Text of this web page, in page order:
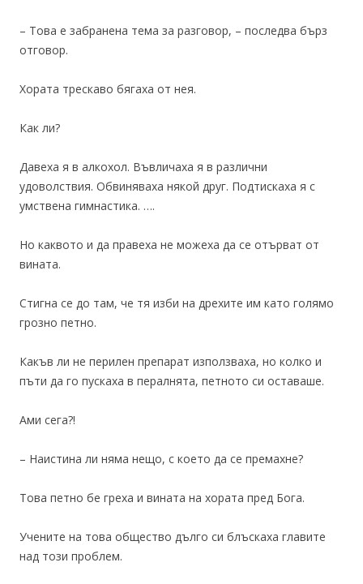
– Това е забранена тема за разговор, – последва бърз
отговор.
Хората трескаво бягаха от нея.
Как ли?
Давеха я в алкохол. Въвличаха я в различни
удоволствия. Обвиняваха някой друг. Подтискаха я с
умствена гимнастика. ….
Но каквото и да правеха не можеха да се отърват от
вината.
Стигна се до там, че тя изби на дрехите им като голямо
грозно петно.
Какъв ли не перилен препарат използваха, но колко и
пъти да го пускаха в пералнята, петното си оставаше.
Ами сега?!
– Наистина ли няма нещо, с което да се премахне?
Това петно бе греха и вината на хората пред Бога.
Учените на това общество дълго си блъскаха главите
над този проблем.